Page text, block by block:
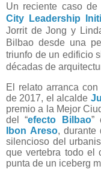
Un reciente caso de
City Leadership
Jorrit de Jong y
Bilbao desde una
triunfo de un edificio
décadas de
El relato arranca
de 2017, el alcalde
premio a la Mejor
del “efecto Bilbao”
Ibon Areso, durante
silencioso del
que vertebra todo el
punta de un iceberg